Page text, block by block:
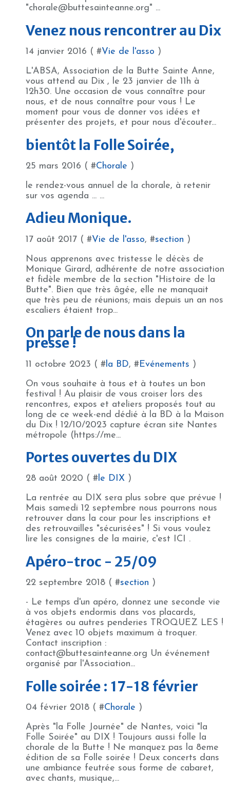
"chorale@buttesainteanne.org" ...
Venez nous rencontrer au Dix
14 janvier 2016 ( #Vie de l'asso )
L'ABSA, Association de la Butte Sainte Anne,
vous attend au Dix , le 23 janvier de 11h à
12h30. Une occasion de vous connaître pour
nous, et de nous connaître pour vous ! Le
moment pour vous de donner vos idées et
présenter des projets, et pour nous d'écouter...
bientôt la Folle Soirée,
25 mars 2016 ( #Chorale )
le rendez-vous annuel de la chorale, à retenir
sur vos agenda ... ...
Adieu Monique.
17 août 2017 ( #Vie de l'asso, #section )
Nous apprenons avec tristesse le décès de
Monique Girard, adhérente de notre association
et fidèle membre de la section "Histoire de la
Butte". Bien que très âgée, elle ne manquait
que très peu de réunions; mais depuis un an nos
escaliers étaient trop...
On parle de nous dans la
presse !
11 octobre 2023 ( # la BD, #Evénements )
On vous souhaite à tous et à toutes un bon
festival ! Au plaisir de vous croiser lors des
rencontres, expos et ateliers proposés tout au
long de ce week-end dédié à la BD à la Maison
du Dix ! 12/10/2023 capture écran site Nantes
métropole (https://me...
Portes ouvertes du DIX
28 août 2020 ( #le DIX )
La rentrée au DIX sera plus sobre que prévue !
Mais samedi 12 septembre nous pourrons nous
retrouver dans la cour pour les inscriptions et
des retrouvailles "sécurisées" ! Si vous voulez
lire les consignes de la mairie, c'est ICI .
Apéro-troc - 25/09
22 septembre 2018 ( #section )
- Le temps d'un apéro, donnez une seconde vie
à vos objets endormis dans vos placards,
étagères ou autres penderies TROQUEZ LES !
Venez avec 10 objets maximum à troquer.
Contact inscription :
contact@buttesainteanne.org Un événement
organisé par l'Association...
Folle soirée : 17-18 février
04 février 2018 ( #Chorale )
Après "la Folle Journée" de Nantes, voici "la
Folle Soirée" au DIX ! Toujours aussi folle la
chorale de la Butte ! Ne manquez pas la 8eme
édition de sa Folle soirée ! Deux concerts dans
une ambiance feutrée sous forme de cabaret,
avec chants, musique,...